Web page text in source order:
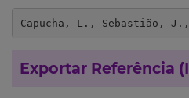
Capucha, L., Sebastião,
Exportar Referência